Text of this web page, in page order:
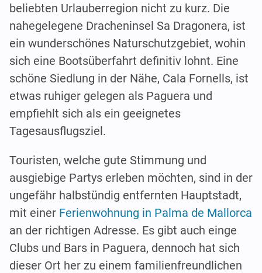
beliebten Urlauberregion nicht zu kurz. Die
nahegelegene Dracheninsel Sa Dragonera, ist
ein wunderschönes Naturschutzgebiet, wohin
sich eine Bootsüberfahrt definitiv lohnt. Eine
schöne Siedlung in der Nähe, Cala Fornells, ist
etwas ruhiger gelegen als Paguera und
empfiehlt sich als ein geeignetes
Tagesausflugsziel.
Touristen, welche gute Stimmung und
ausgiebige Partys erleben möchten, sind in der
ungefähr halbstündig entfernten Hauptstadt,
mit einer Ferienwohnung in Palma de Mallorca
an der richtigen Adresse. Es gibt auch einge
Clubs und Bars in Paguera, dennoch hat sich
dieser Ort her zu einem familienfreundlichen